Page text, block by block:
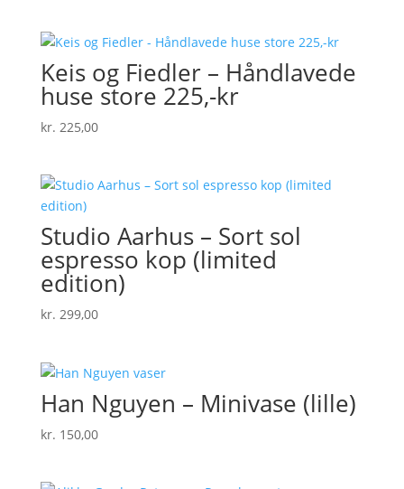
Keis og Fiedler – Håndlavede
huse store 225,-kr
kr. 225,00
Studio Aarhus – Sort sol
espresso kop (limited
edition)
kr. 299,00
Han Nguyen – Minivase (lille)
kr. 150,00